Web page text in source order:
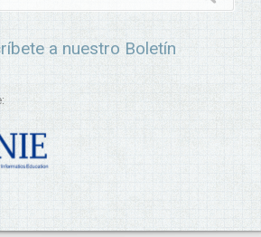
a nuestro Boletín